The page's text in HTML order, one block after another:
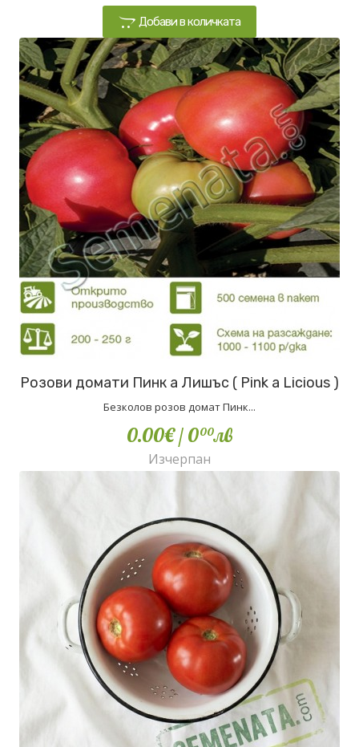
Добави в количката
Розови домати Пинк а Лишъс ( Pink a Licious )
Безколов розов домат Пинк...
0.00€/ 000лв
Изчерпан